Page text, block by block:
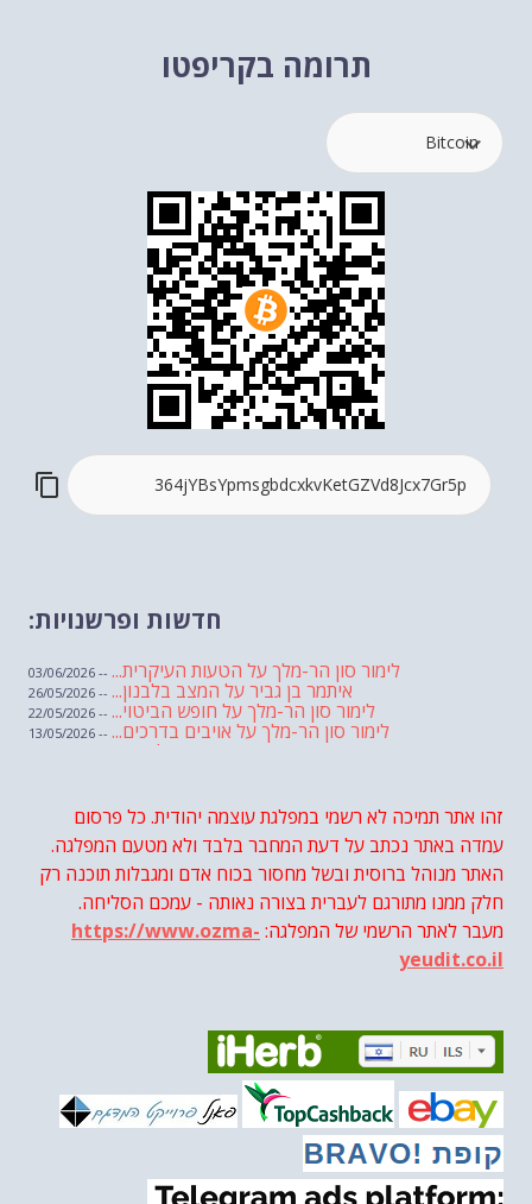
תרומה בקריפטו
חדשות ופרשנויות:
לימור סון הר-מלך על הטעות העיקרית... -- 03/06/2026
איתמר בן גביר על המצב בלבנון... -- 26/05/2026
לימור סון הר-מלך על חופש הביטוי... -- 22/05/2026
לימור סון הר-מלך על אויבים בדרכים... -- 13/05/2026
שבועת אמונים לדעאש
לימור סון הר-מלך על חוק...-- 19/04/2026
מיכאל בן ארי על פרשת הת...
מיכאל בן ארי על פרשת הת... -- 10/04/2026
השר בן גביר במקום נפילת הטיל.... -- 06/04/2026
חוק עונש מוות למחבלים...-- 29/03/2026
מיכאל בן ארי על פרשת השבוע ת... -- 27/03/2026
מיכאל בן ארי על פרשת השבוע ת...-- 20/03/2026
מיכאל בן ארי על דילמת המנהיגות....
מיכאל בן ארי על פרשת הת...
מיכאל בן ארי על פרשת הת...
מיכאל בן ארי על פרשת הת...-- 13/02/2026
מיכאל בן ארי על פרשת השבוע ת...-- 06/02/2026
חלקם של היהודים הולך ופוחת....
מיכאל בן ארי על פרשת השבוע ת...
זהו אתר תמיכה לא רשמי במפלגת עוצמה יהודית. כל פרסום
עמדה באתר נכתב על דעת המחבר בלבד ולא מטעם המפלגה.
האתר מנוהל ברוסית ובשל מחסור בכוח אדם ומגבלות תוכנה רק
חלק ממנו מתורגם לעברית בצורה נאותה - עמכם הסליחה.
מעבר לאתר הרשמי של המפלגה: https://www.ozma-
yeudit.co.il